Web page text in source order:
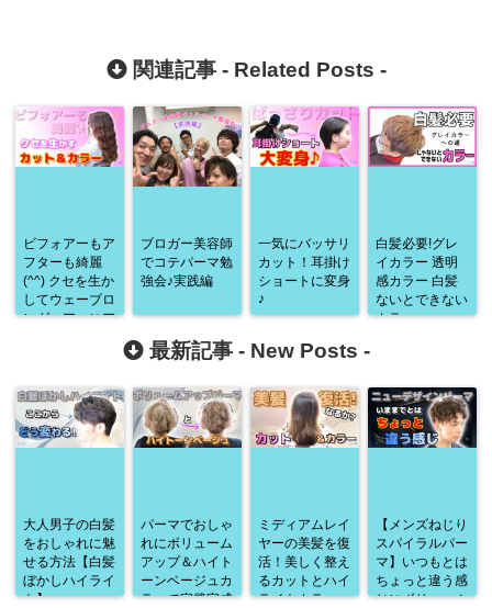
関連記事 - Related Posts -
ビフォアーもア
フターも綺麗
(^^) クセを生か
してウェーブロ
ングヘアーにア
ブロガー美容師
でコテパーマ勉
強会♪実践編
一気にバッサリ
カット！耳掛け
ショートに変身
♪
白髪必要!グレ
イカラー 透明
感カラー 白髪
ないとできない
カラー
最新記事 - New Posts -
大人男子の白髪
をおしゃれに魅
せる方法【白髪
ぼかしハイライ
ト】
パーマでおしゃ
れにボリューム
アップ＆ハイト
ーンベージュカ
ラーで完璧完成
ミディアムレイ
ヤーの美髪を復
活！美しく整え
るカットとハイ
ライトカラー
【メンズねじり
スパイラルパー
マ】いつもとは
ちょっと違う感
じにボリューム